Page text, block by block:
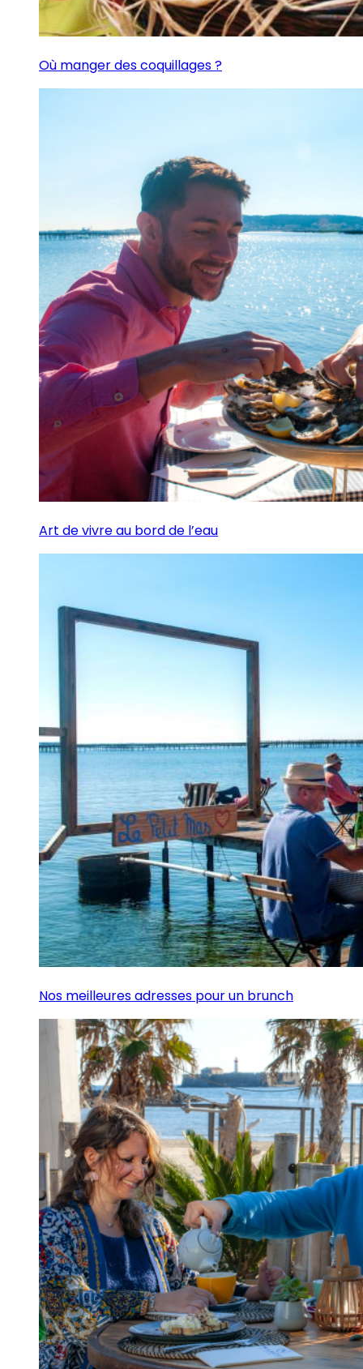
Où manger des coquillages ?
Art de vivre au bord de l’eau
Nos meilleures adresses pour un brunch